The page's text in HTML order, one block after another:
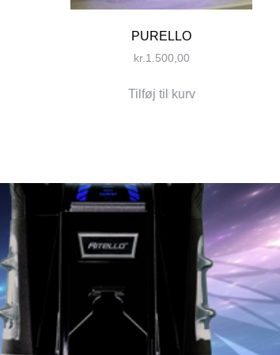
PURELLO
kr.1.500,00
Tilføj til kurv